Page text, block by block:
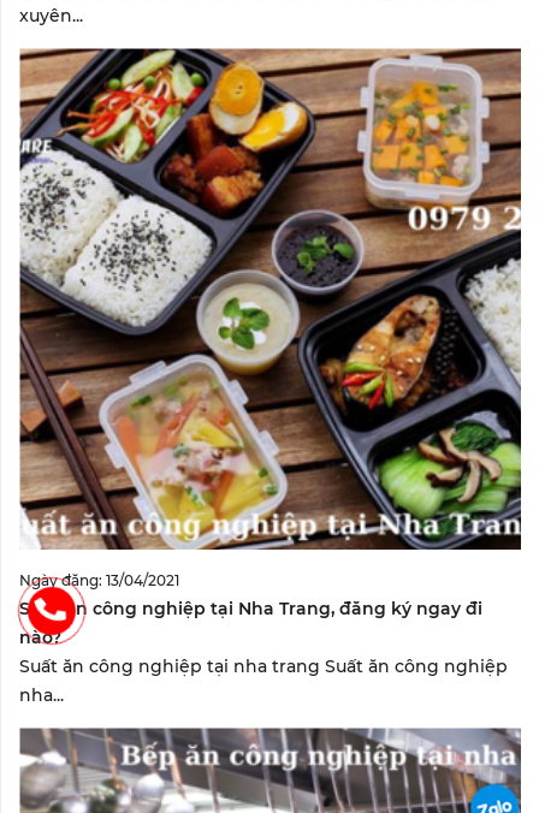
xuyên...
Ngày đăng: 13/04/2021
Suất ăn công nghiệp tại Nha Trang, đăng ký ngay đi
nào?
Suất ăn công nghiệp tại nha trang Suất ăn công nghiệp
nha...